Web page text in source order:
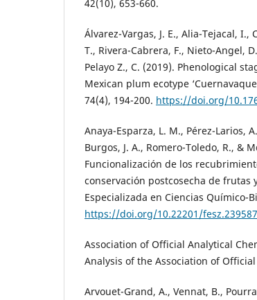
42(10), 653-660.
Álvarez-Vargas, J. E., Alia-Tejacal, I.,
T., Rivera-Cabrera, F., Nieto-Angel,
Pelayo Z., C. (2019). Phenological
Mexican plum ecotype
74(4), 194-200. https://doi.org/
Anaya-Esparza, L. M., Pérez-Larios,
Burgos, J. A., Romero-Toledo, R., &
Funcionalización de los
conservación postcosecha de frutas
Especializada en Ciencias Químico-
https://doi.org/10.22201/
Association of Official Analytical
Analysis of the Association of
Arvouet-Grand, A., Vennat, B.,